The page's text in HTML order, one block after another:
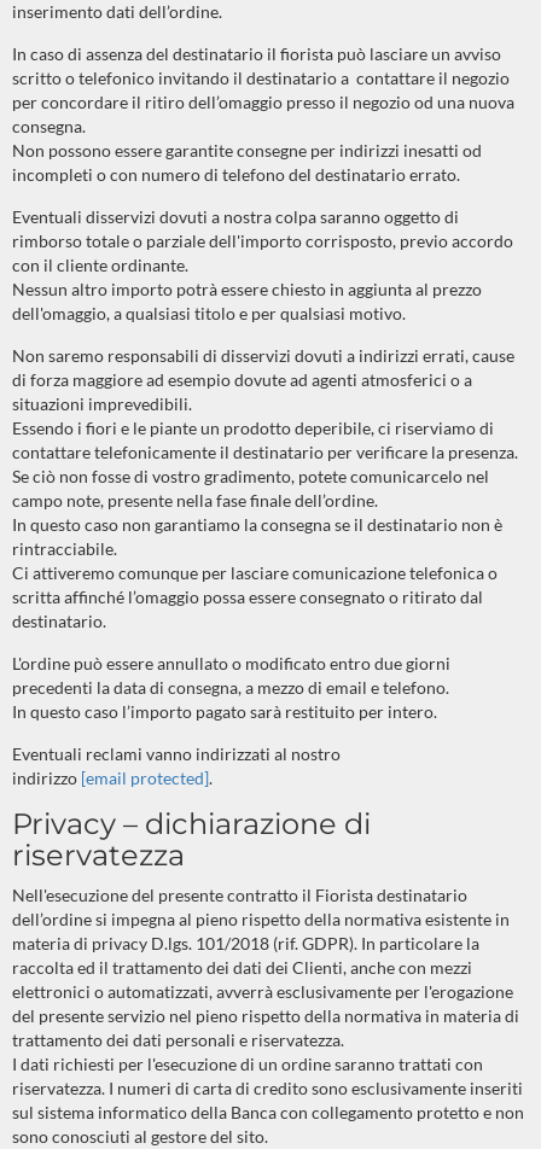
inserimento dati dell’ordine.
In caso di assenza del destinatario il fiorista può lasciare un avviso
scritto o telefonico invitando il destinatario a contattare il negozio
per concordare il ritiro dell’omaggio presso il negozio od una nuova
consegna.
Non possono essere garantite consegne per indirizzi inesatti od
incompleti o con numero di telefono del destinatario errato.
Eventuali disservizi dovuti a nostra colpa saranno oggetto di
rimborso totale o parziale dell'importo corrisposto, previo accordo
con il cliente ordinante.
Nessun altro importo potrà essere chiesto in aggiunta al prezzo
dell'omaggio, a qualsiasi titolo e per qualsiasi motivo.
Non saremo responsabili di disservizi dovuti a indirizzi errati, cause
di forza maggiore ad esempio dovute ad agenti atmosferici o a
situazioni imprevedibili.
Essendo i fiori e le piante un prodotto deperibile, ci riserviamo di
contattare telefonicamente il destinatario per verificare la presenza.
Se ciò non fosse di vostro gradimento, potete comunicarcelo nel
campo note, presente nella fase finale dell’ordine.
In questo caso non garantiamo la consegna se il destinatario non è
rintracciabile.
Ci attiveremo comunque per lasciare comunicazione telefonica o
scritta affinché l’omaggio possa essere consegnato o ritirato dal
destinatario.
L'ordine può essere annullato o modificato entro due giorni
precedenti la data di consegna, a mezzo di email e telefono.
In questo caso l’importo pagato sarà restituito per intero.
Eventuali reclami vanno indirizzati al nostro
indirizzo [email protected].
Privacy – dichiarazione di
riservatezza
Nell'esecuzione del presente contratto il Fiorista destinatario
dell’ordine si impegna al pieno rispetto della normativa esistente in
materia di privacy D.lgs. 101/2018 (rif. GDPR). In particolare la
raccolta ed il trattamento dei dati dei Clienti, anche con mezzi
elettronici o automatizzati, avverrà esclusivamente per l'erogazione
del presente servizio nel pieno rispetto della normativa in materia di
trattamento dei dati personali e riservatezza.
I dati richiesti per l'esecuzione di un ordine saranno trattati con
riservatezza. I numeri di carta di credito sono esclusivamente inseriti
sul sistema informatico della Banca con collegamento protetto e non
sono conosciuti al gestore del sito.